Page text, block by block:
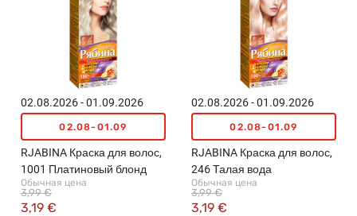
02.08.2026 - 01.09.2026
02.08-01.09
RJABINA Краска для волос,
1001 Платиновый блонд
Обычная цена
3,19 €
3,99 €
02.08.2026 - 01.09.2026
02.08-01.09
RJABINA Краска для волос,
246 Талая вода
Обычная цена
3,19 €
3,99 €